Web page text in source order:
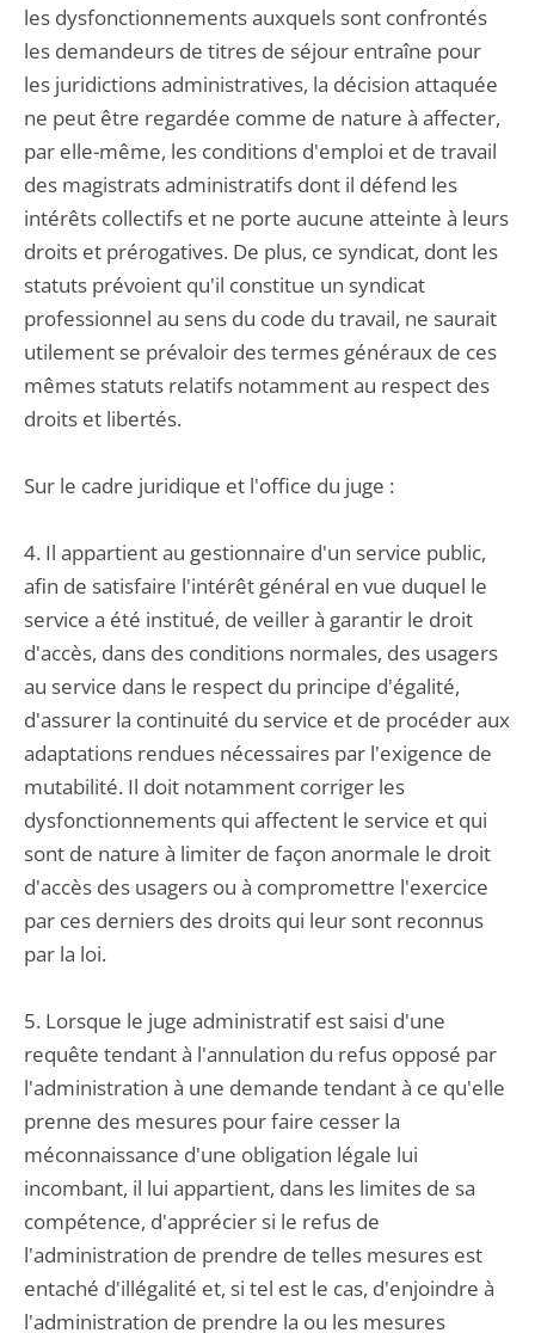
les dysfonctionnements auxquels sont confrontés
les demandeurs de titres de séjour entraîne pour
les juridictions administratives, la décision attaquée
ne peut être regardée comme de nature à affecter,
par elle-même, les conditions d'emploi et de travail
des magistrats administratifs dont il défend les
intérêts collectifs et ne porte aucune atteinte à leurs
droits et prérogatives. De plus, ce syndicat, dont les
statuts prévoient qu'il constitue un syndicat
professionnel au sens du code du travail, ne saurait
utilement se prévaloir des termes généraux de ces
mêmes statuts relatifs notamment au respect des
droits et libertés.
Sur le cadre juridique et l'office du juge :
4. Il appartient au gestionnaire d'un service public,
afin de satisfaire l'intérêt général en vue duquel le
service a été institué, de veiller à garantir le droit
d'accès, dans des conditions normales, des usagers
au service dans le respect du principe d'égalité,
d'assurer la continuité du service et de procéder aux
adaptations rendues nécessaires par l'exigence de
mutabilité. Il doit notamment corriger les
dysfonctionnements qui affectent le service et qui
sont de nature à limiter de façon anormale le droit
d'accès des usagers ou à compromettre l'exercice
par ces derniers des droits qui leur sont reconnus
par la loi.
5. Lorsque le juge administratif est saisi d'une
requête tendant à l'annulation du refus opposé par
l'administration à une demande tendant à ce qu'elle
prenne des mesures pour faire cesser la
méconnaissance d'une obligation légale lui
incombant, il lui appartient, dans les limites de sa
compétence, d'apprécier si le refus de
l'administration de prendre de telles mesures est
entaché d'illégalité et, si tel est le cas, d'enjoindre à
l'administration de prendre la ou les mesures